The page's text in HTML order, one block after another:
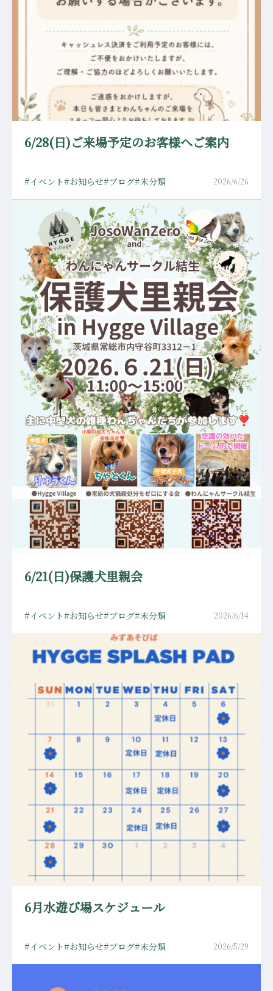
6/28(日)ご来場予定のお客様へご案内
イベント お知らせ ブログ 未分類 2026/6/26
6/21(日)保護犬里親会
イベント お知らせ ブログ 未分類 2026/6/14
6月水遊び場スケジュール
イベント お知らせ ブログ 未分類 2026/5/29